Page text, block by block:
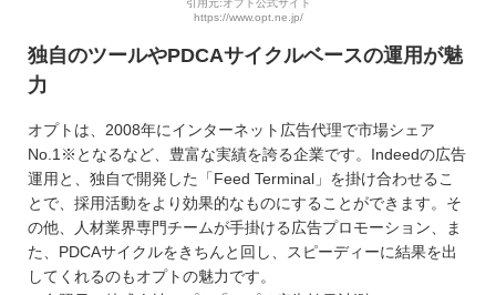
引用元:オプト公式サイト
https://www.opt.ne.jp/
独自のツールやPDCAサイクルベースの運用が魅
力
オプトは、2008年にインターネット広告代理で市場シェア
No.1※となるなど、豊富な実績を誇る企業です。Indeedの広告
運用と、独自で開発した「Feed Terminal」を掛け合わせるこ
とで、採用活動をより効果的なものにすることができます。そ
の他、人材業界専門チームが手掛ける広告プロモーション、ま
た、PDCAサイクルをきちんと回し、スピーディーに結果を出
してくれるのもオプトの魅力です。